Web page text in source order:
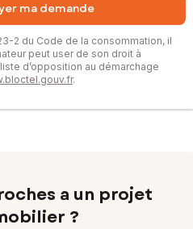
ma demande
2 du Code de la consommation, il
peut user de son droit à
d’opposition au démarchage
.
a un projet
?